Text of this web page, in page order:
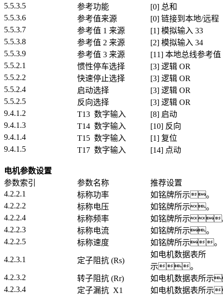
5.5.3.5
参考功能
[0] 总和
5.5.3.6
参考值来源
[0] 链接到本地/远程
5.5.3.7
参考值 1 来源
[1] 模拟输入 33
5.5.3.8
参考值 2 来源
[2] 模拟输入 34
5.5.3.9
参考值 3 来源
[11] 本地总线参考值
5.5.2.1
惯性停车选择
[3] 逻辑 OR
5.5.2.2
快速停止选择
[3] 逻辑 OR
5.5.2.4
启动选择
[3] 逻辑 OR
5.5.2.5
反向选择
[3] 逻辑 OR
9.4.1.2
T13 数字输入
[8] 启动
9.4.1.3
T14 数字输入
[10] 反向
9.4.1.4
T15 数字输入
[1] 复位
9.4.1.5
T17 数字输入 [14] 点动
电机参数设置
参数索引
参数名称
推荐设置
4.2.2.1
标称功率
如铭牌所示。
4.2.2.2
标称电压
如铭牌所示。
4.2.2.4
标称频率
如铭牌所示
4.2.2.3
标称电流
如铭牌所示。
4.2.2.5
标称速度
如铭牌所示。
4.2.3.1
定子阻抗 (Rs)
如电机数据表所
示。
4.2.3.2
转子阻抗 (Rr)
如电机数据表所
4.2.3.4
定子漏抗 X1
如电机数据表所